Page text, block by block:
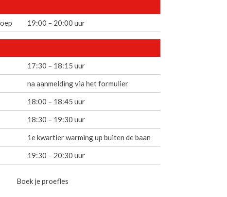
19:00 – 20:00 uur
17:30 – 18:15 uur
na aanmelding via het formulier
18:00 – 18:45 uur
18:30 – 19:30 uur
1e kwartier warming up buiten de baan
19:30 – 20:30 uur
Boek je proefles